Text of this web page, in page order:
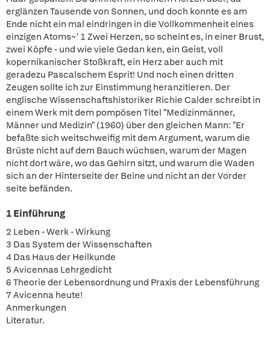
erglänzen Tausende von Sonnen, und doch konnte es am
Ende nicht ein mal eindringen in die Vollkommenheit eines
einzigen Atoms~' 1 Zwei Herzen, so scheint es, in einer Brust,
zwei Köpfe - und wie viele Gedan ken, ein Geist, voll
kopernikanischer Stoßkraft, ein Herz aber auch mit
geradezu Pascalschem Esprit! Und noch einen dritten
Zeugen sollte ich zur Einstimmung heranzitieren. Der
englische Wissenschaftshistoriker Richie Calder schreibt in
einem Werk mit dem pompösen Titel "Medizinmänner,
Männer und Medizin" (1960) über den gleichen Mann: "Er
befaßte sich weitschweifig mit dem Argument, warum die
Brüste nicht auf dem Bauch wüchsen, warum der Magen
nicht dort wäre, wo das Gehirn sitzt, und warum die Waden
sich an der Hinterseite der Beine und nicht an der Vorder
seite befänden.
1 Einführung
2 Leben - Werk - Wirkung
3 Das System der Wissenschaften
4 Das Haus der Heilkunde
5 Avicennas Lehrgedicht
6 Theorie der Lebensordnung und Praxis der Lebensführung
7 Avicenna heute!
Anmerkungen
Literatur.